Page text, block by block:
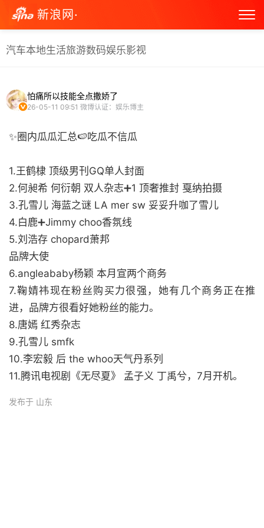
新浪网·
汽车本地生活旅游数码娱乐影视
怕痛所以技能全点撒娇了
26-05-11 09:51 微博认证：娱乐博主
✨圈内瓜瓜汇总🍉吃瓜不信瓜
1.王鹤棣 顶级男刊GQ单人封面
2.何昶希 何衍朝 双人杂志➕1 顶奢推封 戛纳拍摄
3.孔雪儿 海蓝之谜 LA mer sw 妥妥升咖了雪儿
4.白鹿➕Jimmy choo香氛线
5.刘浩存 chopard萧邦
品牌大使
6.angleababy杨颖 本月宣两个商务
7.鞠婧祎现在粉丝购买力很强，她有几个商务正在推
进，品牌方很看好她粉丝的能力。
8.唐嫣 红秀杂志
9.孔雪儿 smfk
10.李宏毅 后 the whoo天气丹系列
11.腾讯电视剧《无尽夏》 孟子义 丁禹兮，7月开机。
发布于 山东